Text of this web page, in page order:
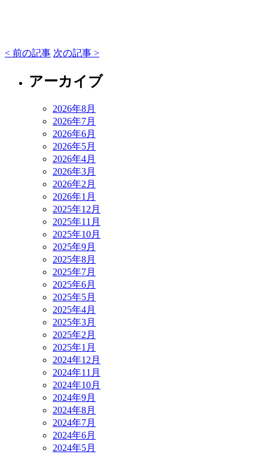
< 前の記事 次の記事 >
アーカイブ
2026年8月
2026年7月
2026年6月
2026年5月
2026年4月
2026年3月
2026年2月
2026年1月
2025年12月
2025年11月
2025年10月
2025年9月
2025年8月
2025年7月
2025年6月
2025年5月
2025年4月
2025年3月
2025年2月
2025年1月
2024年12月
2024年11月
2024年10月
2024年9月
2024年8月
2024年7月
2024年6月
2024年5月